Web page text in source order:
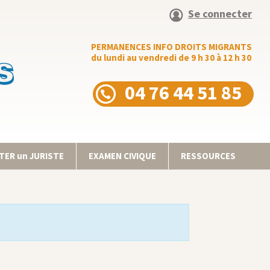
Se connecter
PERMANENCES INFO DROITS MIGRANTS
du lundi au vendredi de 9 h 30 à 12 h 30
04 76 44 51 85
un JURISTE EXAMEN CIVIQUE RESSOURCES